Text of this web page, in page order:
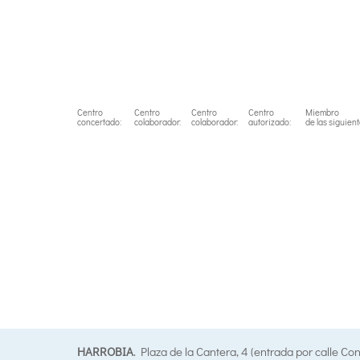
Centro
concertado:
Centro
colaborador:
Centro
colaborador:
Centro
autorizado:
Miembro
de las
HARROBIA. Plaza de la Cantera, 4 (entrada por calle